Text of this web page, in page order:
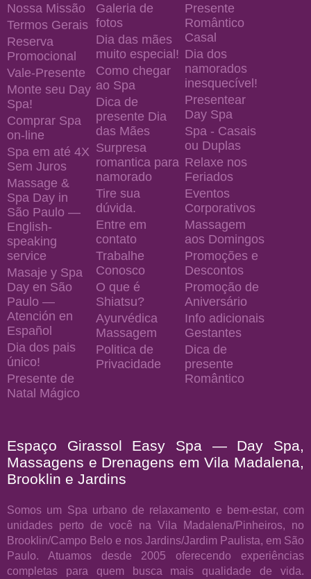
Nossa Missão
Termos Gerais
Reserva
Promocional
Vale-Presente
Monte seu Day
Spa!
Comprar Spa
on-line
Spa em até 4X
Sem Juros
Massage &
Spa Day in
São Paulo —
English-
speaking
service
Masaje y Spa
Day en São
Paulo —
Atención en
Español
Dia dos pais
único!
Presente de
Natal Mágico
Galeria de
fotos
Dia das mães
muito especial!
Como chegar
ao Spa
Dica de
presente Dia
das Mães
Surpresa
romantica para
namorado
Tire sua
dúvida.
Entre em
contato
Trabalhe
Conosco
O que é
Shiatsu?
Ayurvédica
Massagem
Politica de
Privacidade
Presente
Romântico
Casal
Dia dos
namorados
inesquecível!
Presentear
Day Spa
Spa - Casais
ou Duplas
Relaxe nos
Feriados
Eventos
Corporativos
Massagem
aos Domingos
Promoções e
Descontos
Promoção de
Aniversário
Info adicionais
Gestantes
Dica de
presente
Romântico
Espaço Girassol Easy Spa — Day Spa,
Massagens e Drenagens em Vila Madalena,
Brooklin e Jardins
Somos um Spa urbano de relaxamento e bem-estar, com
unidades perto de você na Vila Madalena/Pinheiros, no
Brooklin/Campo Belo e nos Jardins/Jardim Paulista, em São
Paulo. Atuamos desde 2005 oferecendo experiências
completas para quem busca mais qualidade de vida.